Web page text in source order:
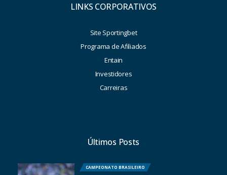
LINKS CORPORATIVOS
Site Sportingbet
Programa de Afiliados
Entain
Investidores
Carreiras
Últimos Posts
CAMPEONATO BRASILEIRO